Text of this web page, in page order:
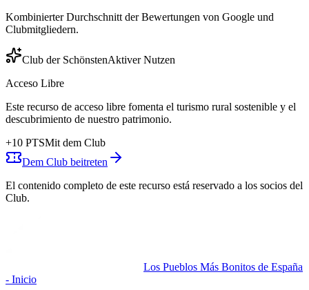
Kombinierter Durchschnitt der Bewertungen von Google und
Clubmitgliedern.
Club der SchönstenAktiver Nutzen
Acceso Libre
Este recurso de acceso libre fomenta el turismo rural sostenible y el
descubrimiento de nuestro patrimonio.
+10 PTSMit dem Club
Dem Club beitreten
El contenido completo de este recurso está reservado a los socios del
Club.
Los Pueblos Más Bonitos de España
- Inicio